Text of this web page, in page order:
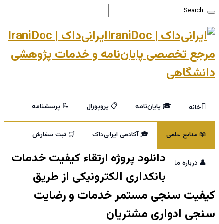
ایرانی‌داک | IraniDoc
مرجع تخصصی پایان‌نامه و خدمات پژوهشی
دانشگاهی
خانه 🎓 پایان‌نامه 📋 پروپوزال 📝 پرسشنامه
📖 منابع علمی 🎓 آکادمی ایرانی‌داک 🛒 ثبت سفارش
👤 درباره ما
دانلود پروژه ارتقاء کیفیت خدمات
بانکداری الکترونیکی از طریق
کیفیت سنجی مستمر خدمات و رضایت
سنجی ادواری مشتریان